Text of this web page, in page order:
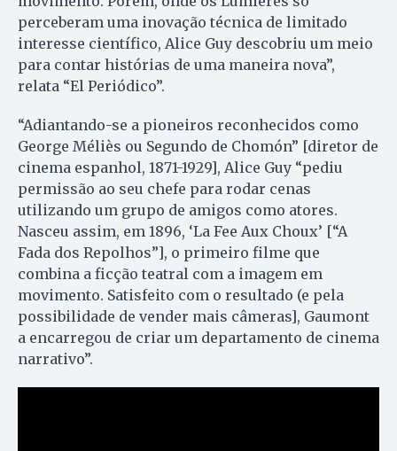
perceberam uma inovação técnica de limitado
interesse científico, Alice Guy descobriu um meio
para contar histórias de uma maneira nova”,
relata “El Periódico”.
“Adiantando-se a pioneiros reconhecidos como
George Méliès ou Segundo de Chomón” [diretor de
cinema espanhol, 1871-1929], Alice Guy “pediu
permissão ao seu chefe para rodar cenas
utilizando um grupo de amigos como atores.
Nasceu assim, em 1896, ‘La Fee Aux Choux’ [“A
Fada dos Repolhos”], o primeiro filme que
combina a ficção teatral com a imagem em
movimento. Satisfeito com o resultado (e pela
possibilidade de vender mais câmeras], Gaumont
a encarregou de criar um departamento de cinema
narrativo”.